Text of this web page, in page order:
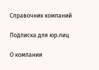
Справочник компаний
Подписка для юр.лиц
О компании